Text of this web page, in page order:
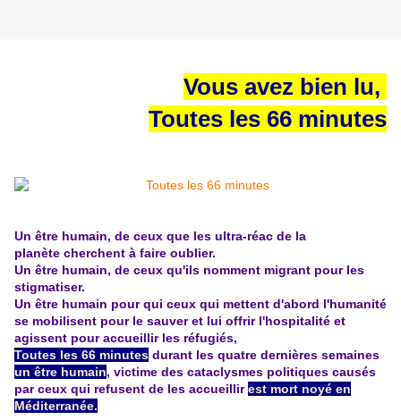
Vous avez bien lu,
Toutes les 66 minutes
Un être humain, de ceux que les ultra-réac de la
planète cherchent à faire oublier.
Un être humain, de ceux qu'ils nomment migrant pour les
stigmatiser.
Un être humain pour qui ceux qui mettent d'abord l'humanité
se mobilisent pour le sauver et lui offrir l'hospitalité et
agissent pour accueillir les réfugiés,
Toutes les 66 minutes durant les quatre dernières semaines
un être humain, victime des cataclysmes politiques causés
par ceux qui refusent de les accueillirest mort noyé en
Méditerranée.